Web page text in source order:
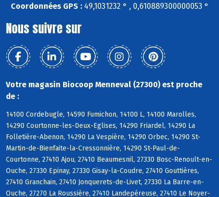
Coordonnées GPS :49,1031232 ° , 0,610889300000053 °
Nous suivre sur
Votre magasin Biocoop Menneval (27300) est proche
de :
14100 Cordebugle, 14590 Fumichon, 14100 L, 14100 Marolles,
14290 Courtonne-les-Deux-Eglises, 14290 Friardel, 14290 La
Folletière-Abenon, 14290 La Vespière, 14290 Orbec, 14290 St-
Martin-de-Bienfaite-la-Cressonnière, 14290 St-Paul-de-
Courtonne, 27410 Ajou, 27410 Beaumesnil, 27330 Bosc-Renoult-en-
Ouche, 27330 Epinay, 27330 Gisay-la-Coudre, 27410 Gouttières,
27410 Granchain, 27410 Jonquerets-de-Livet, 27330 La Barre-en-
Ouche, 27270 La Roussière, 27410 Landepéreuse, 27410 Le Noyer-